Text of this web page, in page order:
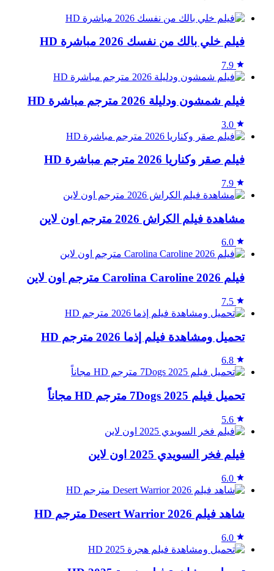
فيلم خلي بالك من نفسك 2026 مباشرة HD
7.9
فيلم شمشون ودليلة 2026 مترجم مباشرة HD
3.0
فيلم صقر وكناريا 2026 مترجم مباشرة HD
7.9
مشاهدة فيلم الكراش 2026 مترجم اون لاين
6.0
فيلم Carolina Caroline 2026 مترجم اون لاين
7.5
تحميل ومشاهدة فيلم إذما 2026 مترجم HD
6.8
تحميل فيلم 7Dogs 2025 مترجم HD مجاناً
5.6
فيلم فخر السويدي 2025 اون لاين
6.0
شاهد فيلم Desert Warrior 2026 مترجم HD
6.0